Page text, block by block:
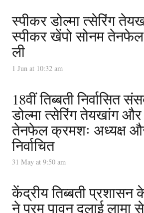
स्पीकर डोल्मा त्सेरिंग
स्पीकर खेंपो सोनम
ली
1 Jun at 10:32 am
18वीं तिब्बती निर्वासित
डोल्मा त्सेरिंग तेयखांग
तेनफेल क्रमशः अध्यक्ष और
निर्वाचित
31 May at 9:50 am
केंद्रीय तिब्बती प्रशासन
ने परम पावन दलाई लामा